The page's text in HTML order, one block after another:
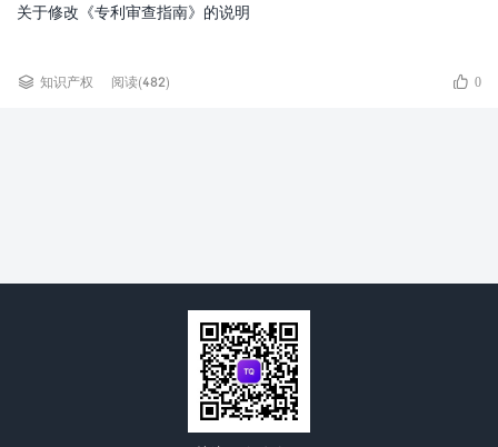
关于修改《专利审查指南》的说明
 知识产权 阅读(482)  0